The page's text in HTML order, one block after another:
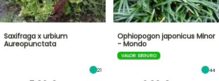
Saxifraga x urbium
Aureopunctata
21
Ophiopogon japonicus Minor
- Mondo
VALOR SEGURO
44